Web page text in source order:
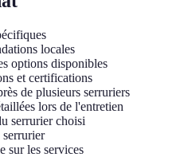
locales
options disponibles
et certifications
de plusieurs serruriers
lors de l'entretien
serrurier choisi
sur les services